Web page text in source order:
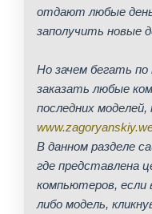
отдают любые
заполучить новые
Но зачем бегать по
заказать любые
последних
В данном разделе
где представлена
компьютеров, если
либо модель,